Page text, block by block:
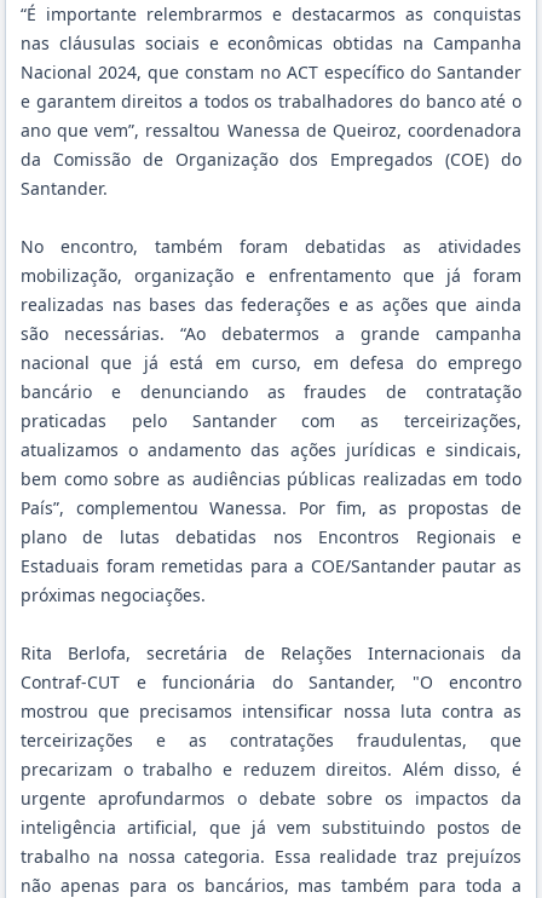
“É importante relembrarmos e destacarmos as conquistas
nas cláusulas sociais e econômicas obtidas na Campanha
Nacional 2024, que constam no ACT específico do Santander
e garantem direitos a todos os trabalhadores do banco até o
ano que vem”, ressaltou Wanessa de Queiroz, coordenadora
da Comissão de Organização dos Empregados (COE) do
Santander.
No encontro, também foram debatidas as atividades
mobilização, organização e enfrentamento que já foram
realizadas nas bases das federações e as ações que ainda
são necessárias. “Ao debatermos a grande campanha
nacional que já está em curso, em defesa do emprego
bancário e denunciando as fraudes de contratação
praticadas pelo Santander com as terceirizações,
atualizamos o andamento das ações jurídicas e sindicais,
bem como sobre as audiências públicas realizadas em todo
País”, complementou Wanessa. Por fim, as propostas de
plano de lutas debatidas nos Encontros Regionais e
Estaduais foram remetidas para a COE/Santander pautar as
próximas negociações.
Rita Berlofa, secretária de Relações Internacionais da
Contraf-CUT e funcionária do Santander, "O encontro
mostrou que precisamos intensificar nossa luta contra as
terceirizações e as contratações fraudulentas, que
precarizam o trabalho e reduzem direitos. Além disso, é
urgente aprofundarmos o debate sobre os impactos da
inteligência artificial, que já vem substituindo postos de
trabalho na nossa categoria. Essa realidade traz prejuízos
não apenas para os bancários, mas também para toda a